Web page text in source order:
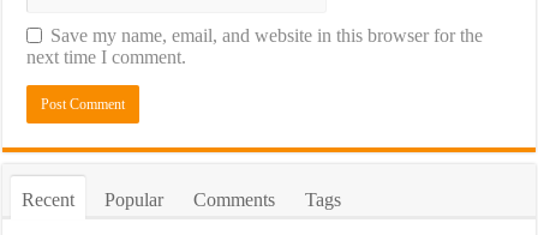
Save my name, email, and website in this browser for the
next time I comment.
Recent Popular Comments Tags